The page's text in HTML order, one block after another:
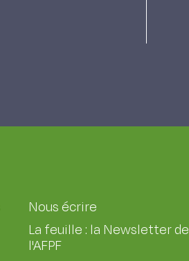
Nous écrire
La feuille : la Newsletter de
l'AFPF